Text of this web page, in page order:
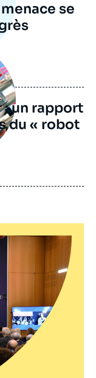
se
: un rapport
du « robot